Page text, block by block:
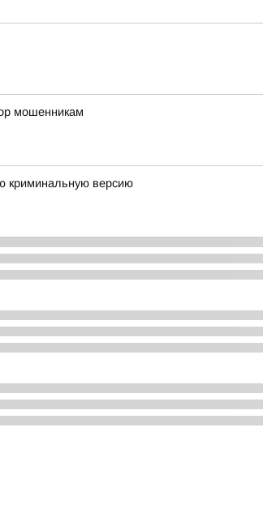
мошенникам
криминальную версию